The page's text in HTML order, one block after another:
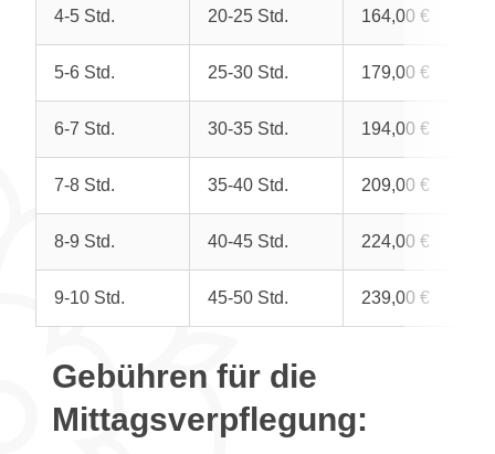
4-5 Std. 20-25 Std. 164,00 €
5-6 Std. 25-30 Std. 179,00 €
6-7 Std. 30-35 Std. 194,00 €
7-8 Std. 35-40 Std. 209,00 €
8-9 Std. 40-45 Std. 224,00 €
9-10 Std. 45-50 Std. 239,00 €
Gebühren für die
Mittagsverpflegung: